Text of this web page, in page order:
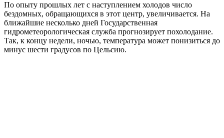
По опыту прошлых лет с наступлением холодов число
бездомных, обращающихся в этот центр, увеличивается. На
ближайшие несколько дней Государственная
гидрометеорологическая служба прогнозирует похолодание.
Так, к концу недели, ночью, температура может понизиться до
минус шести градусов по Цельсию.